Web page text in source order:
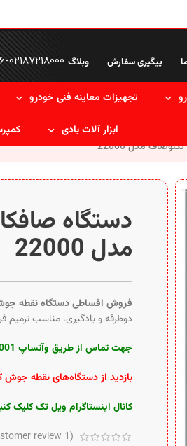
پیگیری سفارش وبلاگ -02187218000
تجهیزات معاینه فنی خودرو
ابزار آلات بادی
مدل 22000
دستگاه
مدل 22000
فروش اقساطی دستگاه نقطه جوش
دوطرفه و بادگیری، مناسب ترمیم
جهتتماس از طریق وآتساپ 09358138001 کلیک کنید
بازدید از دستگاه‌های نقطه جوش
کانال اینستاگرام ویل تک کلیک
(
1